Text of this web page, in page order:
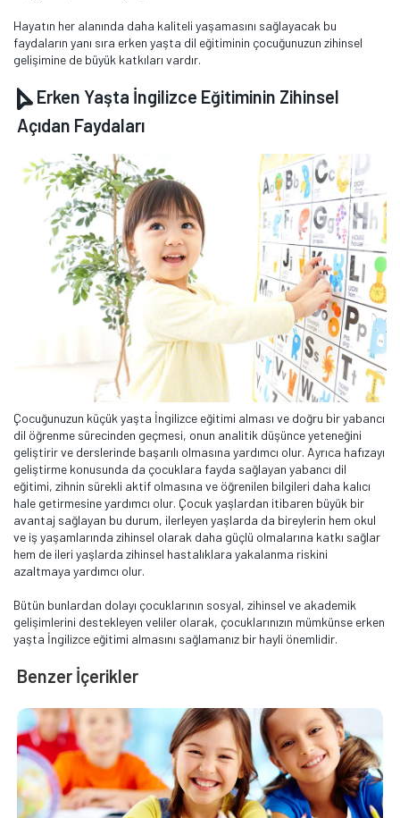
Hayatın her alanında daha kaliteli yaşamasını sağlayacak bu
faydaların yanı sıra erken yaşta dil eğitiminin çocuğunuzun zihinsel
gelişimine de büyük katkıları vardır.
Erken Yaşta İngilizce Eğitiminin Zihinsel
Açıdan Faydaları
Çocuğunuzun küçük yaşta İngilizce eğitimi alması ve doğru bir yabancı
dil öğrenme sürecinden geçmesi, onun analitik düşünce yeteneğini
geliştirir ve derslerinde başarılı olmasına yardımcı olur. Ayrıca hafızayı
geliştirme konusunda da çocuklara fayda sağlayan yabancı dil
eğitimi, zihnin sürekli aktif olmasına ve öğrenilen bilgileri daha kalıcı
hale getirmesine yardımcı olur. Çocuk yaşlardan itibaren büyük bir
avantaj sağlayan bu durum, ilerleyen yaşlarda da bireylerin hem okul
ve iş yaşamlarında zihinsel olarak daha güçlü olmalarına katkı sağlar
hem de ileri yaşlarda zihinsel hastalıklara yakalanma riskini
azaltmaya yardımcı olur.
Bütün bunlardan dolayı çocuklarının sosyal, zihinsel ve akademik
gelişimlerini destekleyen veliler olarak, çocuklarınızın mümkünse erken
yaşta İngilizce eğitimi almasını sağlamanız bir hayli önemlidir.
Benzer İçerikler